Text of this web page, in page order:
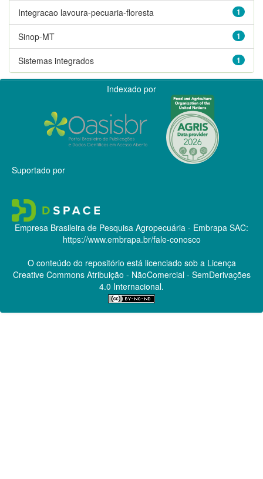
1
Integracao lavoura-pecuaria-floresta
1
Sinop-MT
1
Sistemas integrados
Indexado por
Suportado por
Empresa Brasileira de Pesquisa Agropecuária - Embrapa SAC:
https://www.embrapa.br/fale-conosco
O conteúdo do repositório está licenciado sob a Licença
Creative CommonsAtribuição - NãoComercial - SemDerivações
4.0 Internacional.